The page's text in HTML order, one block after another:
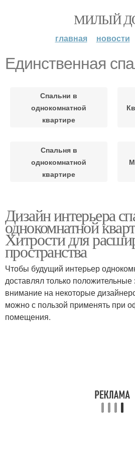
МИЛЫЙ
главная новости
Единственная
Спальни в
однокомнатной
квартире
Спальня в
однокомнатной
квартире
Зоны в спальне
Дизайн интерьера
однокомнатной
Хитрости для
пространства
Чтобы будущий интерьер
доставлял только
внимание на некоторые
можно с пользой применять при
помещения.